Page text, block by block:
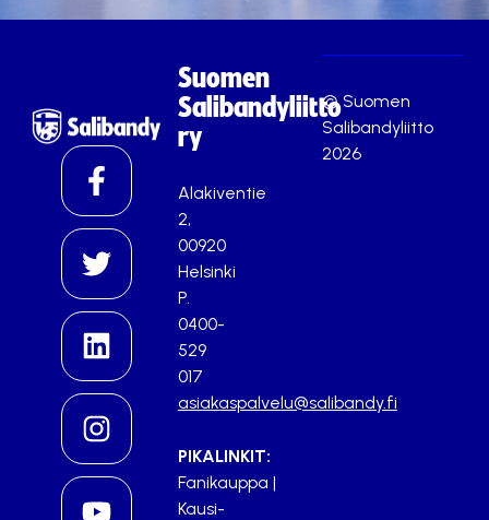
Suomen
Salibandyliitto
ry
Alakiventie
2,
00920
Helsinki
P.
0400-
529
017
asiakaspalvelu@salibandy.fi
PIKALINKIT:
Fanikauppa |
Kausi-
© Suomen
Salibandyliitto
2026